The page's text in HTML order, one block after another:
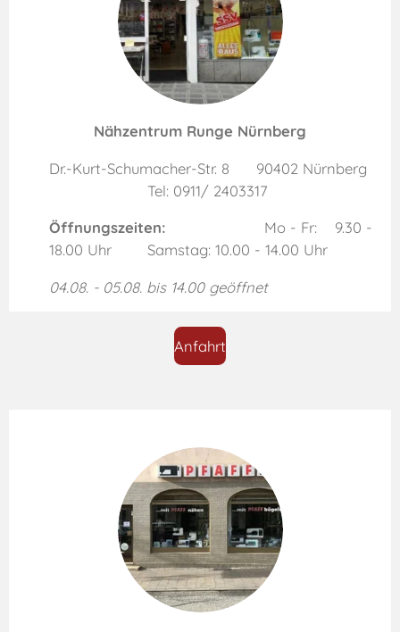
Nähzentrum Runge Nürnberg
Dr.-Kurt-Schumacher-Str. 8 90402 Nürnberg
Tel: 0911/ 2403317
Öffnungszeiten: Mo - Fr: 9.30 -
18.00 Uhr Samstag: 10.00 - 14.00 Uhr
04.08. - 05.08. bis 14.00 geöffnet
Anfahrt